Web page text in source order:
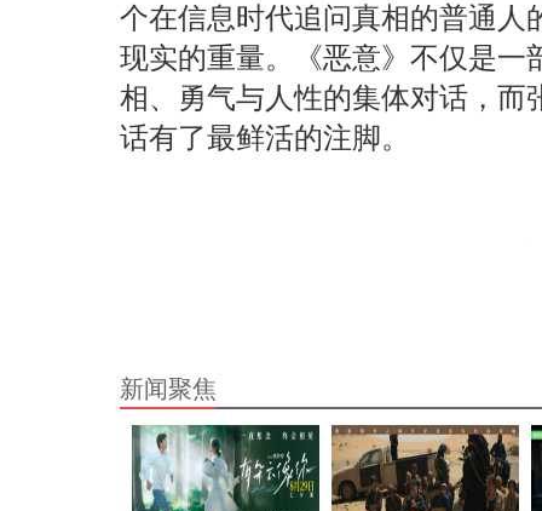
个在信息时代追问真相的普通人
现实的重量。《恶意》不仅是一
相、勇气与人性的集体对话，而
话有了最鲜活的注脚。
新闻聚焦